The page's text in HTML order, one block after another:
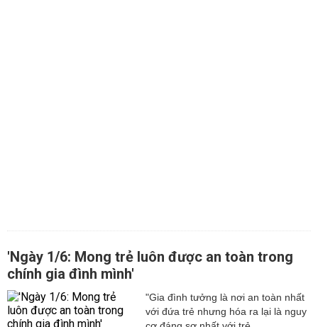
'Ngày 1/6: Mong trẻ luôn được an toàn trong
chính gia đình mình'
"Gia đình tưởng là nơi an toàn nhất
với đứa trẻ nhưng hóa ra lại là nguy